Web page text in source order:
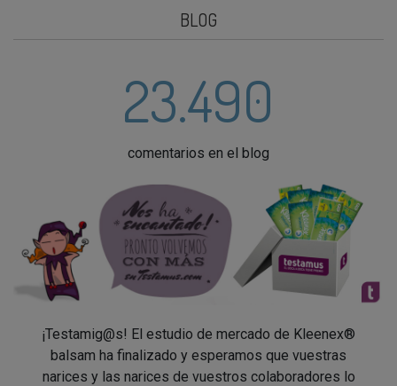
BLOG
23.490
comentarios en el blog
¡Testamig@s! El estudio de mercado de Kleenex®
balsam ha finalizado y esperamos que vuestras
narices y las narices de vuestros colaboradores lo